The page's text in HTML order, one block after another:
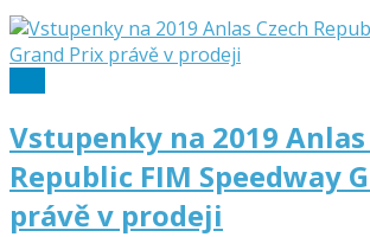
Vstupenky na 2019 Anlas
Republic FIM Speedway
právě v prodeji